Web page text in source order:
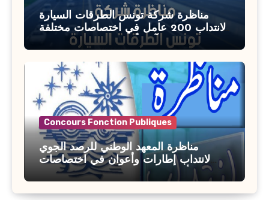
مناظرة شركة تونس الطرقات السيارة
لانتداب 200 عامل في اختصاصات مختلفة
آخر أجل : 21 جويلية 2026
Concours Fonction Publiques
مناظرة المعهد الوطني للرصد الجوي
لانتداب إطارات وأعوان في اختصاصات
مختلفة : أخر اجل للترشح 27 جويلية 2026